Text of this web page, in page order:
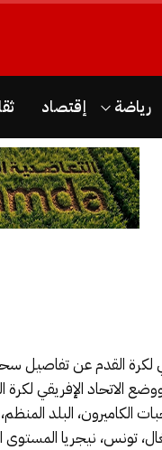
رياضة إقتصاد
لكرة القدم عن تفاصيل
الاتحاد الإفريقي
الكاميرون، البلد
تونس، نيجريا المستوى